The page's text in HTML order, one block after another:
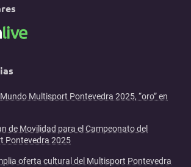
Multisport Pontevedra 2025, “oro” en
de Movilidad para el Campeonato del
Pontevedra 2025
oferta cultural del Multisport Pontevedra